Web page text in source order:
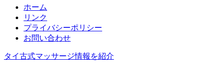
ホーム
リンク
プライバシーポリシー
お問い合わせ
タイ古式マッサージ情報を紹介